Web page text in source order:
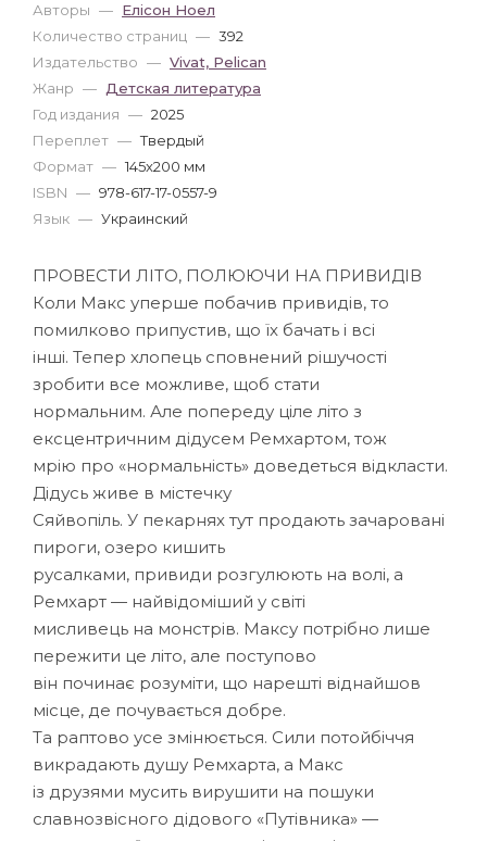
Авторы — Елісон Ноел
Количество страниц — 392
Издательство — Vivat, Pelican
Жанр — Детская литература
Год издания — 2025
Переплет — Твердый
Формат — 145x200 мм
ISBN — 978-617-17-0557-9
Язык — Украинский
ПРОВЕСТИ ЛІТО, ПОЛЮЮЧИ НА ПРИВИДІВ
Коли Макс уперше побачив привидів, то
помилково припустив, що їх бачать і всі
інші. Тепер хлопець сповнений рішучості
зробити все можливе, щоб стати
нормальним. Але попереду ціле літо з
ексцентричним дідусем Ремхартом, тож
мрію про «нормальність» доведеться відкласти.
Дідусь живе в містечку
Сяйвопіль. У пекарнях тут продають зачаровані
пироги, озеро кишить
русалками, привиди розгулюють на волі, а
Ремхарт — найвідоміший у світі
мисливець на монстрів. Максу потрібно лише
пережити це літо, але поступово
він починає розуміти, що нарешті віднайшов
місце, де почувається добре.
Та раптово усе змінюється. Сили потойбіччя
викрадають душу Ремхарта, а Макс
із друзями мусить вирушити на пошуки
славнозвісного дідового «Путівника» —